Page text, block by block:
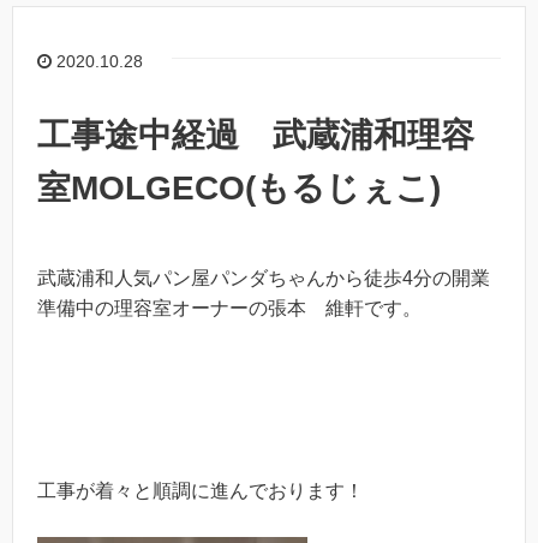
2020.10.28
工事途中経過 武蔵浦和理容
室MOLGECO(もるじぇこ)
武蔵浦和人気パン屋パンダちゃんから徒歩4分の開業
準備中の理容室オーナーの張本 維軒です。
工事が着々と順調に進んでおります！